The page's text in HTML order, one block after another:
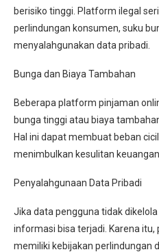
berisiko tinggi. Platform ilegal
perlindungan konsumen, suku
menyalahgunakan data pribadi.
Bunga dan Biaya Tambahan
Beberapa platform pinjaman
bunga tinggi atau biaya
Hal ini dapat membuat beban
menimbulkan kesulitan
Penyalahgunaan Data Pribadi
Jika data pengguna tidak
informasi bisa terjadi. Karena
memiliki kebijakan perlindungan